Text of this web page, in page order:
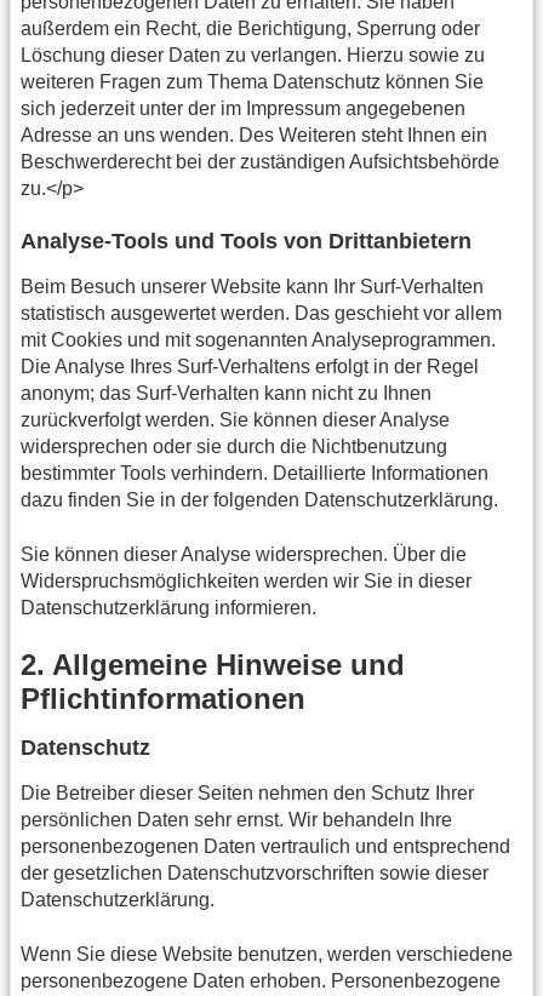
außerdem ein Recht, die Berichtigung, Sperrung oder
Löschung dieser Daten zu verlangen. Hierzu sowie zu
weiteren Fragen zum Thema Datenschutz können Sie
sich jederzeit unter der im Impressum angegebenen
Adresse an uns wenden. Des Weiteren steht Ihnen ein
Beschwerderecht bei der zuständigen Aufsichtsbehörde
zu.</p>
Analyse-Tools und Tools von Drittanbietern
Beim Besuch unserer Website kann Ihr Surf-Verhalten
statistisch ausgewertet werden. Das geschieht vor allem
mit Cookies und mit sogenannten Analyseprogrammen.
Die Analyse Ihres Surf-Verhaltens erfolgt in der Regel
anonym; das Surf-Verhalten kann nicht zu Ihnen
zurückverfolgt werden. Sie können dieser Analyse
widersprechen oder sie durch die Nichtbenutzung
bestimmter Tools verhindern. Detaillierte Informationen
dazu finden Sie in der folgenden Datenschutzerklärung.
Sie können dieser Analyse widersprechen. Über die
Widerspruchsmöglichkeiten werden wir Sie in dieser
Datenschutzerklärung informieren.
2. Allgemeine Hinweise und
Pflichtinformationen
Datenschutz
Die Betreiber dieser Seiten nehmen den Schutz Ihrer
persönlichen Daten sehr ernst. Wir behandeln Ihre
personenbezogenen Daten vertraulich und entsprechend
der gesetzlichen Datenschutzvorschriften sowie dieser
Datenschutzerklärung.
Wenn Sie diese Website benutzen, werden verschiedene
personenbezogene Daten erhoben. Personenbezogene